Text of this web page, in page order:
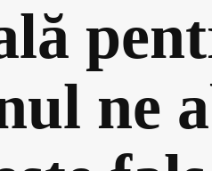
ne